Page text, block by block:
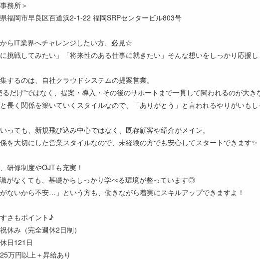
務所＞
福岡市早良区百道浜2-1-22 福岡SRPセンタービル803号
らIT業界へチャレンジしたい方、必見☆
に挑戦してみたい」「将来性のある仕事に就きたい」そんな想いをしっかり応援し
するのは、自社クラウドシステムの提案営業。
るだけ”ではなく、提案・導入・その後のサポートまで一貫して関われるのが大
長く関係を築いていくスタイルなので、「ありがとう」と言われるやりがいもし
っても、新規飛び込み中心ではなく、既存顧客や紹介がメイン。
を大切にした営業スタイルなので、未経験の方でも安心してスタートできます✨
研修制度やOJTも充実！
がなくても、基礎からしっかり学べる環境が整っています◎
がないから不安…」という方も、働きながら着実にスキルアップできますよ！
さもポイント♪
休み（完全週休2日制）
日121日
万円以上＋昇給あり